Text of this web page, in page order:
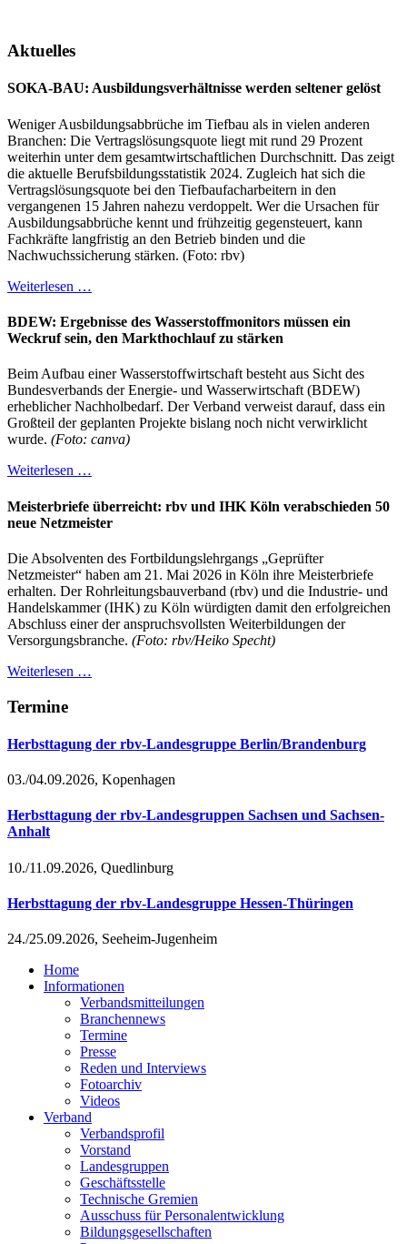
Aktuelles
SOKA-BAU: Ausbildungsverhältnisse werden seltener gelöst
Weniger Ausbildungsabbrüche im Tiefbau als in vielen anderen
Branchen: Die Vertragslösungsquote liegt mit rund 29 Prozent
weiterhin unter dem gesamtwirtschaftlichen Durchschnitt. Das zeigt
die aktuelle Berufsbildungsstatistik 2024. Zugleich hat sich die
Vertragslösungsquote bei den Tiefbaufacharbeitern in den
vergangenen 15 Jahren nahezu verdoppelt. Wer die Ursachen für
Ausbildungsabbrüche kennt und frühzeitig gegensteuert, kann
Fachkräfte langfristig an den Betrieb binden und die
Nachwuchssicherung stärken. (Foto: rbv)
Weiterlesen …
BDEW: Ergebnisse des Wasserstoffmonitors müssen ein
Weckruf sein, den Markthochlauf zu stärken
Beim Aufbau einer Wasserstoffwirtschaft besteht aus Sicht des
Bundesverbands der Energie- und Wasserwirtschaft (BDEW)
erheblicher Nachholbedarf. Der Verband verweist darauf, dass ein
Großteil der geplanten Projekte bislang noch nicht verwirklicht
wurde. (Foto: canva)
Weiterlesen …
Meisterbriefe überreicht: rbv und IHK Köln verabschieden 50
neue Netzmeister
Die Absolventen des Fortbildungslehrgangs „Geprüfter
Netzmeister“ haben am 21. Mai 2026 in Köln ihre Meisterbriefe
erhalten. Der Rohrleitungsbauverband (rbv) und die Industrie- und
Handelskammer (IHK) zu Köln würdigten damit den erfolgreichen
Abschluss einer der anspruchsvollsten Weiterbildungen der
Versorgungsbranche. (Foto: rbv/Heiko Specht)
Weiterlesen …
Termine
Herbsttagung der rbv-Landesgruppe Berlin/Brandenburg
03./04.09.2026, Kopenhagen
Herbsttagung der rbv-Landesgruppen Sachsen und Sachsen-
Anhalt
10./11.09.2026, Quedlinburg
Herbsttagung der rbv-Landesgruppe Hessen-Thüringen
24./25.09.2026, Seeheim-Jugenheim
Home
Informationen
Verbandsmitteilungen
Branchennews
Termine
Presse
Reden und Interviews
Fotoarchiv
Videos
Verband
Verbandsprofil
Vorstand
Landesgruppen
Geschäftsstelle
Technische Gremien
Ausschuss für Personalentwicklung
Bildungsgesellschaften